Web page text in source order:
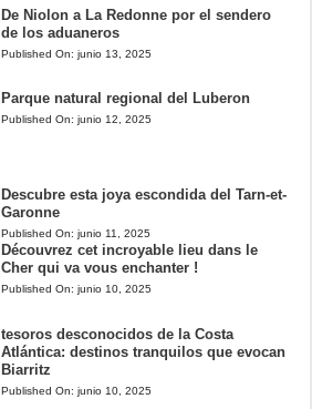
De Niolon a La Redonne por el sendero
de los aduaneros
Published On: junio 13, 2025
Parque natural regional del Luberon
Published On: junio 12, 2025
Descubre esta joya escondida del Tarn-et-
Garonne
Published On: junio 11, 2025
Découvrez cet incroyable lieu dans le
Cher qui va vous enchanter !
Published On: junio 10, 2025
tesoros desconocidos de la Costa
Atlántica: destinos tranquilos que evocan
Biarritz
Published On: junio 10, 2025